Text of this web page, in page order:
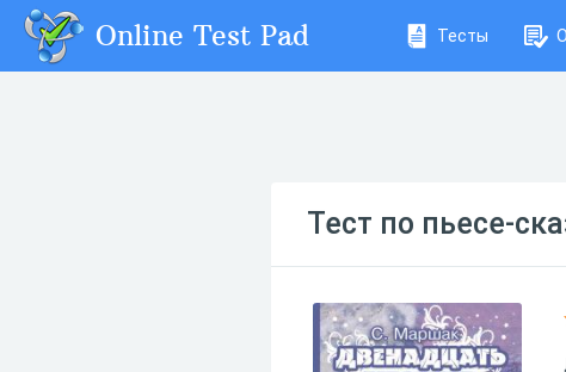
Online Test Pad Тесты
Тест по пьесе-